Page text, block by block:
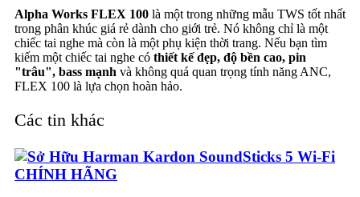
Alpha Works FLEX 100 là một trong những mẫu TWS tốt nhất
trong phân khúc giá rẻ dành cho giới trẻ. Nó không chỉ là một
chiếc tai nghe mà còn là một phụ kiện thời trang. Nếu bạn tìm
kiếm một chiếc tai nghe có thiết kế đẹp, độ bền cao, pin
"trâu", bass mạnh và không quá quan trọng tính năng ANC,
FLEX 100 là lựa chọn hoàn hảo.
Các tin khác
Sở Hữu Harman Kardon SoundSticks 5 Wi-Fi
CHÍNH HÃNG